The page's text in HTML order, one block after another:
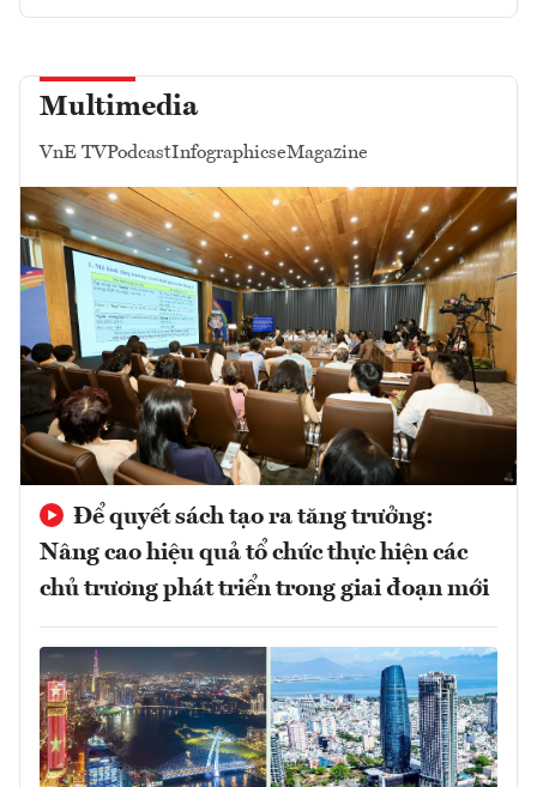
Multimedia
VnE TVPodcastInfographicseMagazine
Để quyết sách tạo ra tăng trưởng:
Nâng cao hiệu quả tổ chức thực hiện các
chủ trương phát triển trong giai đoạn mới